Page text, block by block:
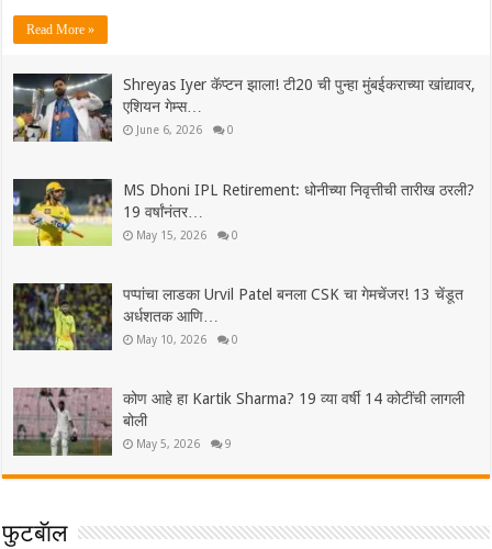
Read More »
Shreyas Iyer कॅप्टन झाला! टी20 ची पुन्हा मुंबईकराच्या खांद्यावर,
एशियन गेम्स…
June 6, 2026 0
MS Dhoni IPL Retirement: धोनीच्या निवृत्तीची तारीख ठरली?
19 वर्षांनंतर…
May 15, 2026 0
पप्पांचा लाडका Urvil Patel बनला CSK चा गेमचेंजर! 13 चेंडूत
अर्धशतक आणि…
May 10, 2026 0
कोण आहे हा Kartik Sharma? 19 व्या वर्षी 14 कोटींची लागली
बोली
May 5, 2026 9
फुटबॅाल